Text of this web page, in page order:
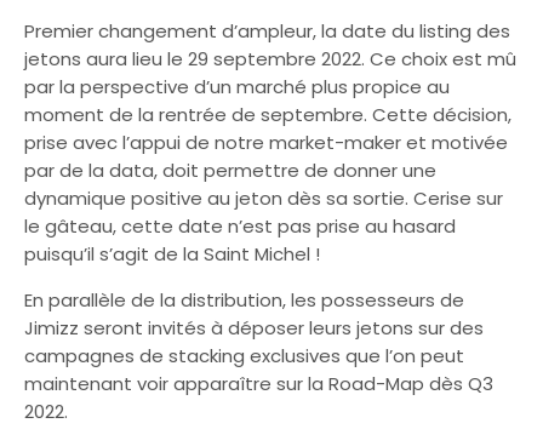
Premier changement d’ampleur, la date du listing des
jetons aura lieu le 29 septembre 2022. Ce choix est mû
par la perspective d’un marché plus propice au
moment de la rentrée de septembre. Cette décision,
prise avec l’appui de notre market-maker et motivée
par de la data, doit permettre de donner une
dynamique positive au jeton dès sa sortie. Cerise sur
le gâteau, cette date n’est pas prise au hasard
puisqu’il s’agit de la Saint Michel !
En parallèle de la distribution, les possesseurs de
Jimizz seront invités à déposer leurs jetons sur des
campagnes de stacking exclusives que l’on peut
maintenant voir apparaître sur la Road-Map dès Q3
2022.